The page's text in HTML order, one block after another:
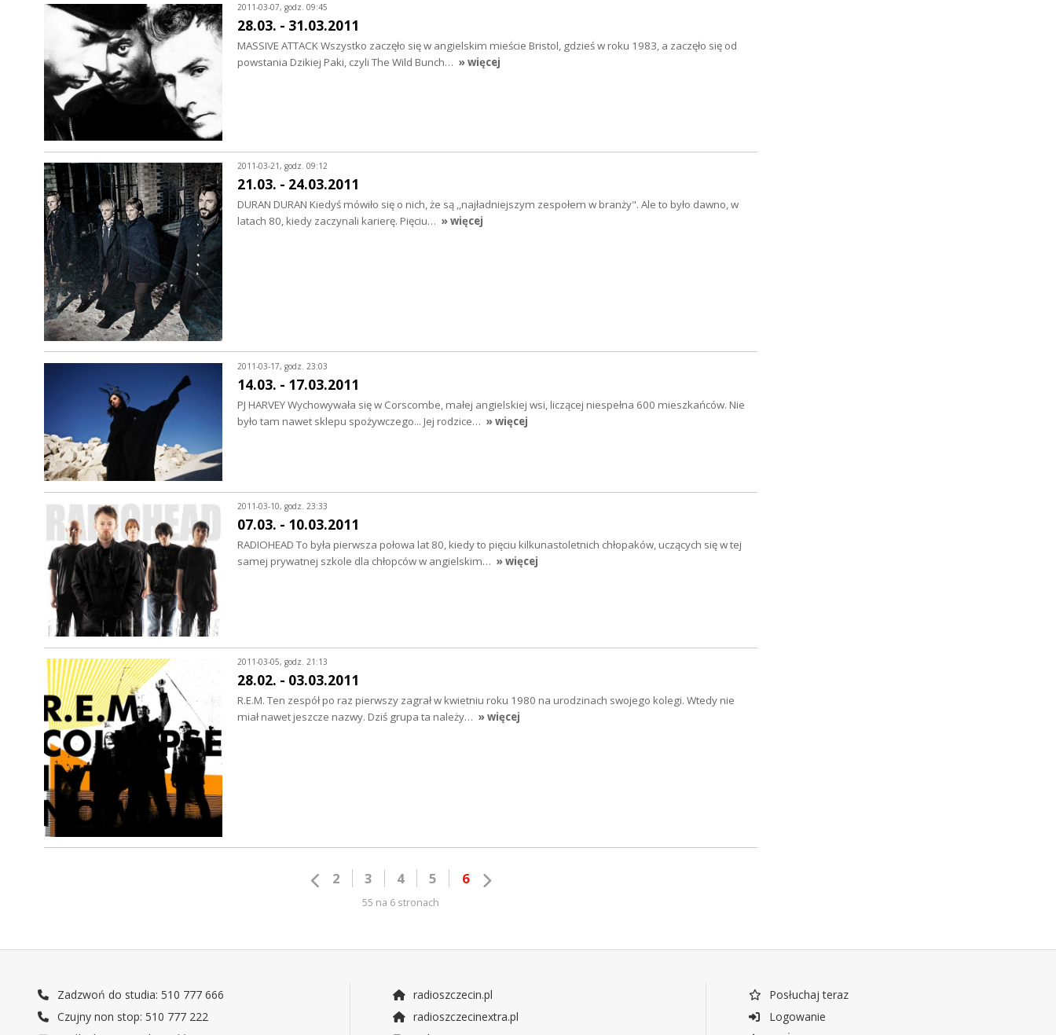
2011-03-07, godz. 09:45
28.03. - 31.03.2011
MASSIVE ATTACK Wszystko zaczęło się w angielskim mieście Bristol, gdzieś w roku 1983, a zaczęło się od
powstania Dzikiej Paki, czyli The Wild Bunch… » więcej
2011-03-21, godz. 09:12
21.03. - 24.03.2011
DURAN DURAN Kiedyś mówiło się o nich, że są ,,najładniejszym zespołem w branży". Ale to było dawno, w
latach 80, kiedy zaczynali karierę. Pięciu… » więcej
2011-03-17, godz. 23:03
14.03. - 17.03.2011
PJ HARVEY Wychowywała się w Corscombe, małej angielskiej wsi, liczącej niespełna 600 mieszkańców. Nie
było tam nawet sklepu spożywczego... Jej rodzice… » więcej
2011-03-10, godz. 23:33
07.03. - 10.03.2011
RADIOHEAD To była pierwsza połowa lat 80, kiedy to pięciu kilkunastoletnich chłopaków, uczących się w tej
samej prywatnej szkole dla chłopców w angielskim… » więcej
2011-03-05, godz. 21:13
28.02. - 03.03.2011
R.E.M. Ten zespół po raz pierwszy zagrał w kwietniu roku 1980 na urodzinach swojego kolegi. Wtedy nie
miał nawet jeszcze nazwy. Dziś grupa ta należy… » więcej
2 3 4 5 6
55 na 6 stronach
Zadzwoń do studia: 510 777 666
Czujny non stop: 510 777 222
radioszczecin.pl
radioszczecinextra.pl
Posłuchaj teraz
Logowanie